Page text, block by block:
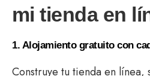
mi tienda en
1. Alojamiento gratuito con
Construye tu tienda en línea,